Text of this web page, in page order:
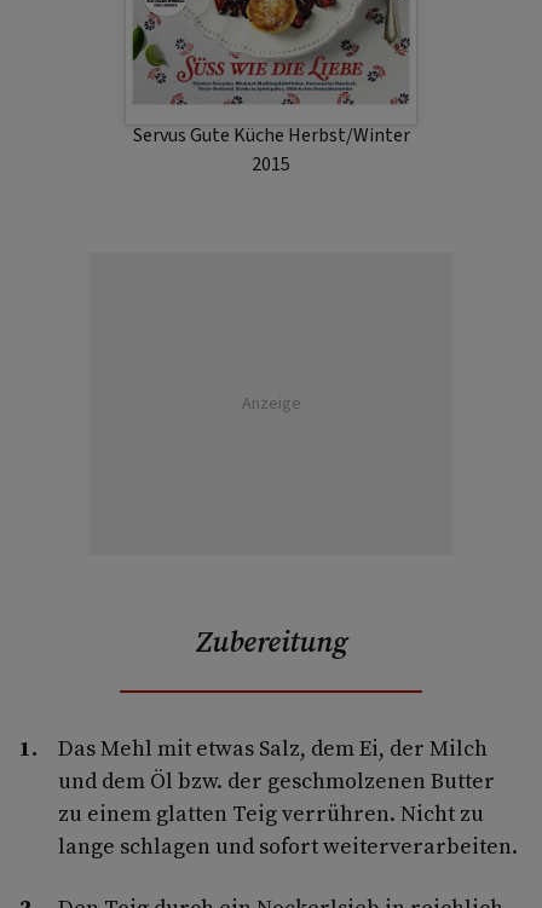
Servus Gute Küche Herbst/Winter
2015
Anzeige
Zubereitung
Das Mehl mit etwas Salz, dem Ei, der Milch
und dem Öl bzw. der geschmolzenen Butter
zu einem glatten Teig verrühren. Nicht zu
lange schlagen und sofort weiterverarbeiten.